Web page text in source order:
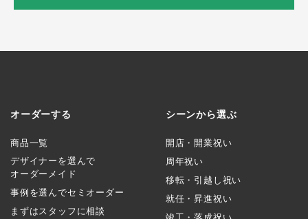
オーダーする
商品一覧
デザイナーを選んで
オーダーメイド
事例を選んでセミオーダー
まずはスタッフに相談
シーンから選ぶ
開店・開業祝い
周年祝い
移転・引越し祝い
就任・昇進祝い